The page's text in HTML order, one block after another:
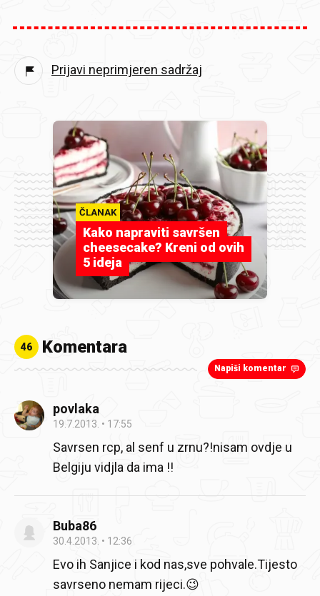
Prijavi neprimjeren sadržaj
ČLANAK
Kako napraviti savršen
cheesecake? Kreni od ovih
5 ideja
46 Komentara
Napiši komentar
povlaka
19.7.2013. 17:55
Savrsen rcp, al senf u zrnu?!nisam ovdje u
Belgiju vidjla da ima !!
Buba86
30.4.2013. 12:36
Evo ih Sanjice i kod nas,sve pohvale.Tijesto
savrseno nemam rijeci.😉